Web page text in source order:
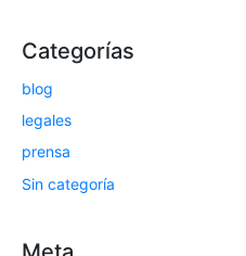
Categorías
blog
legales
prensa
Sin categoría